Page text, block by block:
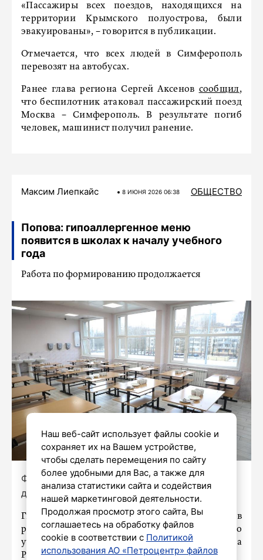
«Пассажиры всех поездов, находящихся на
территории Крымского полуострова, были
эвакуированы», − говорится в публикации.
Отмечается, что всех людей в Симферополь
перевозят на автобусах.
Ранее глава региона Сергей Аксенов сообщил,
что беспилотник атаковал пассажирский поезд
Москва − Симферополь. В результате погиб
человек, машинист получил ранение.
Максим Лиепкайс 8 ИЮНЯ 2026 06:38 ОБЩЕСТВО
Попова: гипоаллергенное меню
появится в школах к началу учебного
года
Работа по формированию продолжается
Фото: Александр Глуз / «Петербургский
дневник»
Гипоаллергенное меню могут внедрить в
российских школах уже к началу нового
учебного года. Об этом заявила глава
Роспотребнадзора Анна Попова.
Наш веб-сайт использует файлы cookie и
сохраняет их на Вашем устройстве,
чтобы сделать перемещения по сайту
более удобными для Вас, а также для
анализа статистики сайта и содействия
нашей маркетинговой деятельности.
Продолжая просмотр этого сайта, Вы
соглашаетесь на обработку файлов
cookie в соответствии с Политикой
использования АО «Петроцентр» файлов